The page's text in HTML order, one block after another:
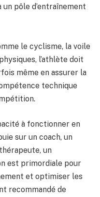
pôle d’entraînement
le cyclisme, la voile
l’athlète doit
même en assurer la
technique
à fonctionner en
sur un coach, un
un
est primordiale pour
et optimiser les
recommandé de